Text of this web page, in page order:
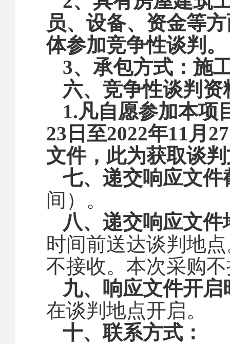
员、设备、资金等
体参加竞争性谈判。
3、承包方式：施
六、竞争性谈判
1.凡自愿参加本项
23 日至2022年11月 27
文件，此为获取谈
七、递交响应文件
间）。
八、递交响应文件
时间前送达谈判地
不接收。本次采购
九、响应文件开启
在谈判地点开启。
十、联系方式：